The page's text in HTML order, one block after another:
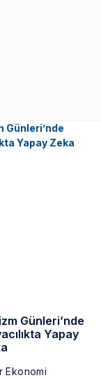
Günleri’nde
Yapay
Ekonomi